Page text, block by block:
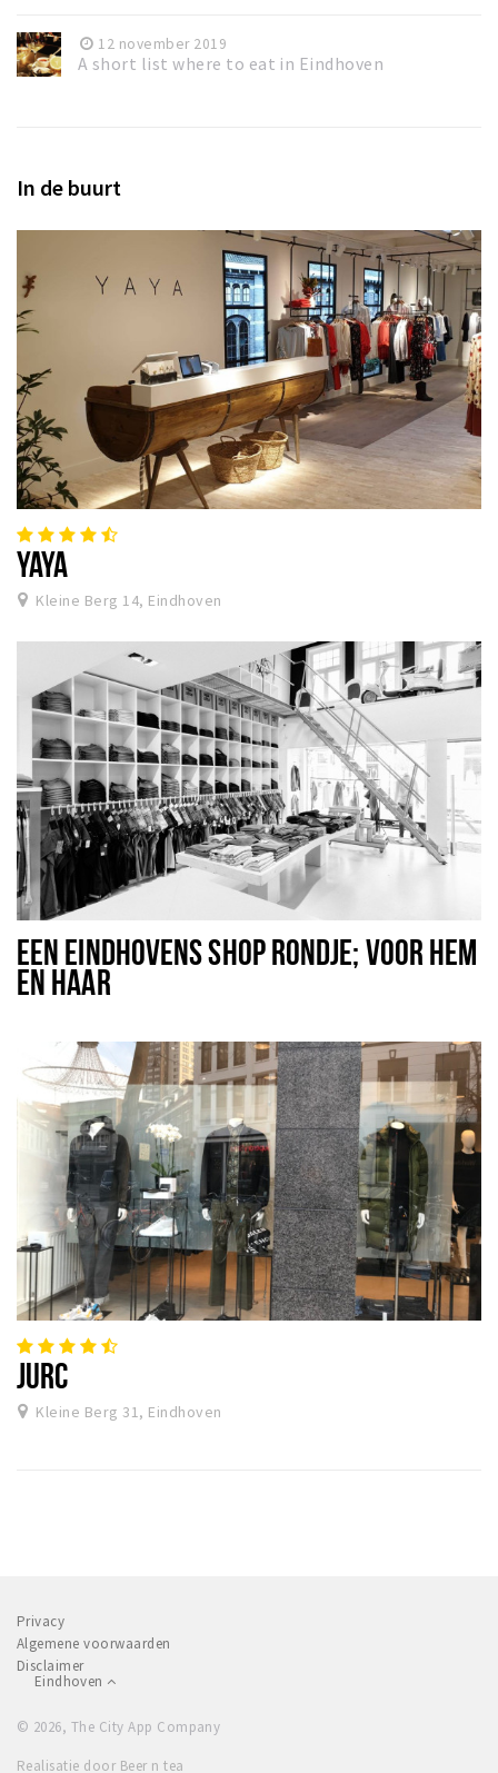
12 november 2019
A short list where to eat in Eindhoven
In de buurt
YAYA
Kleine Berg 14, Eindhoven
EEN EINDHOVENS SHOP RONDJE; VOOR HEM
EN HAAR
JURC
Kleine Berg 31, Eindhoven
Privacy
Algemene voorwaarden
Disclaimer
Eindhoven
© 2026, The City App Company
Realisatie door Beer n tea